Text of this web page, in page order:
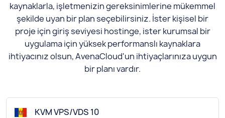
kaynaklarla, işletmenizin gereksinimlerine mükemmel
şekilde uyan bir plan seçebilirsiniz. İster kişisel bir
proje için giriş seviyesi hostinge, ister kurumsal bir
uygulama için yüksek performanslı kaynaklara
ihtiyacınız olsun, AvenaCloud'un ihtiyaçlarınıza uygun
bir planı vardır.
KVM VPS/VDS 10